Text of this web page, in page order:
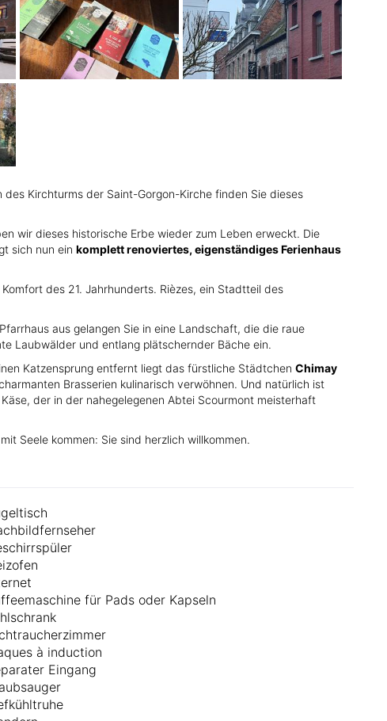
Kirchturms der Saint-Gorgon-Kirche finden Sie dieses
wir dieses historische Erbe wieder zum Leben erweckt. Die
sich nun ein komplett renoviertes, eigenständiges Ferienhaus
des 21. Jahrhunderts. Rièzes, ein Stadtteil des
aus gelangen Sie in eine Landschaft, die die raue
Laubwälder und entlang plätschernder Bäche ein.
Katzensprung entfernt liegt das fürstliche Städtchen Chimay
Brasserien kulinarisch verwöhnen. Und natürlich ist
der in der nahegelegenen Abtei Scourmont meisterhaft
Seele kommen: Sie sind herzlich willkommen.
für Pads oder Kapseln
à induction
Eingang